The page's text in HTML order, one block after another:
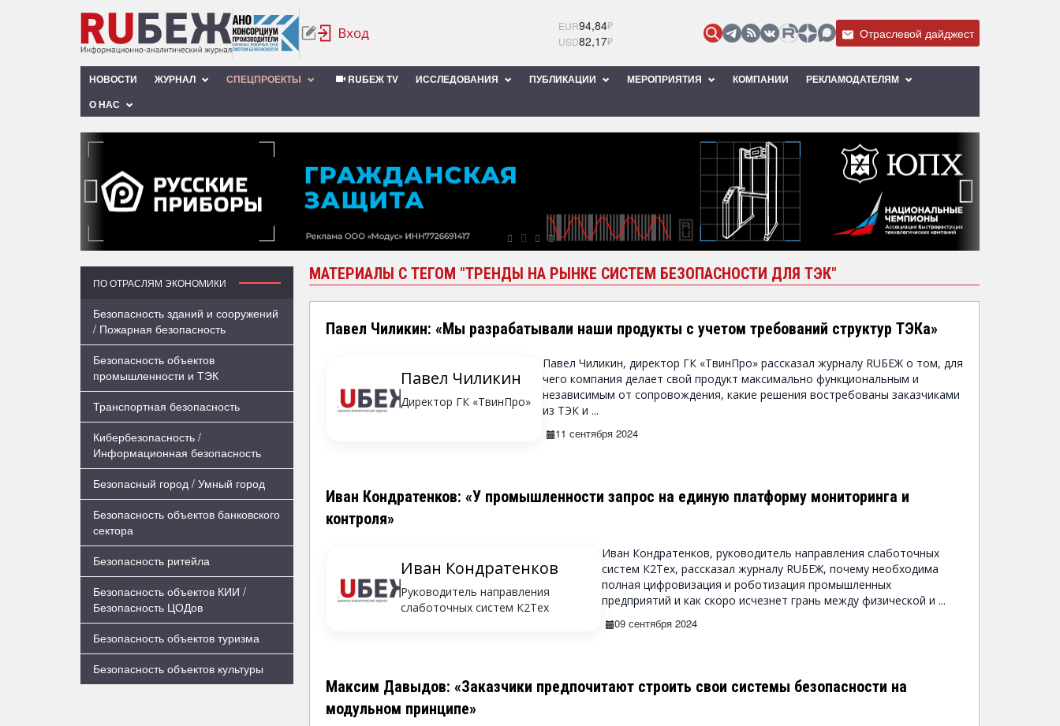
EUR94,84₽
USD82,17₽ Отраслевой дайджест
НОВОСТИ ЖУРНАЛ СПЕЦПРОЕКТЫ RUБЕЖ TV ИССЛЕДОВАНИЯ ПУБЛИКАЦИИ МЕРОПРИЯТИЯ КОМПАНИИ
РЕКЛАМОДАТЕЛЯМ
О НАС
‹
ПО ОТРАСЛЯМ ЭКОНОМИКИ
Безопасность зданий и сооружений
/ Пожарная безопасность
Безопасность объектов
промышленности и ТЭК
Транспортная безопасность
Кибербезопасность /
Информационная безопасность
Безопасный город / Умный город
Безопасность объектов банковского
сектора
Безопасность ритейла
Безопасность объектов КИИ /
Безопасность ЦОДов
Безопасность объектов туризма
Безопасность объектов культуры
МАТЕРИАЛЫ С ТЕГОМ "ТРЕНДЫ НА РЫНКЕ СИСТЕМ БЕЗОПАСНОСТИ ДЛЯ ТЭК"
Павел Чиликин: «Мы разрабатывали наши продукты с учетом требований структур ТЭКа»
Павел Чиликин
Директор ГК «ТвинПро»
Павел Чиликин, директор ГК «ТвинПро» рассказал журналу RUБЕЖ о том, для
чего компания делает свой продукт максимально функциональным и
независимым от сопровождения, какие решения востребованы заказчиками
из ТЭК и ...
11 сентября 2024
Иван Кондратенков: «У промышленности запрос на единую платформу мониторинга и
контроля»
Иван Кондратенков
Руководитель направления
слаботочных систем К2Тех
Иван Кондратенков, руководитель направления слаботочных
систем К2Тех, рассказал журналу RUБЕЖ, почему необходима
полная цифровизация и роботизация промышленных
предприятий и как скоро исчезнет грань между физической и ...
09 сентября 2024
Максим Давыдов: «Заказчики предпочитают строить свои системы безопасности на
модульном принципе»